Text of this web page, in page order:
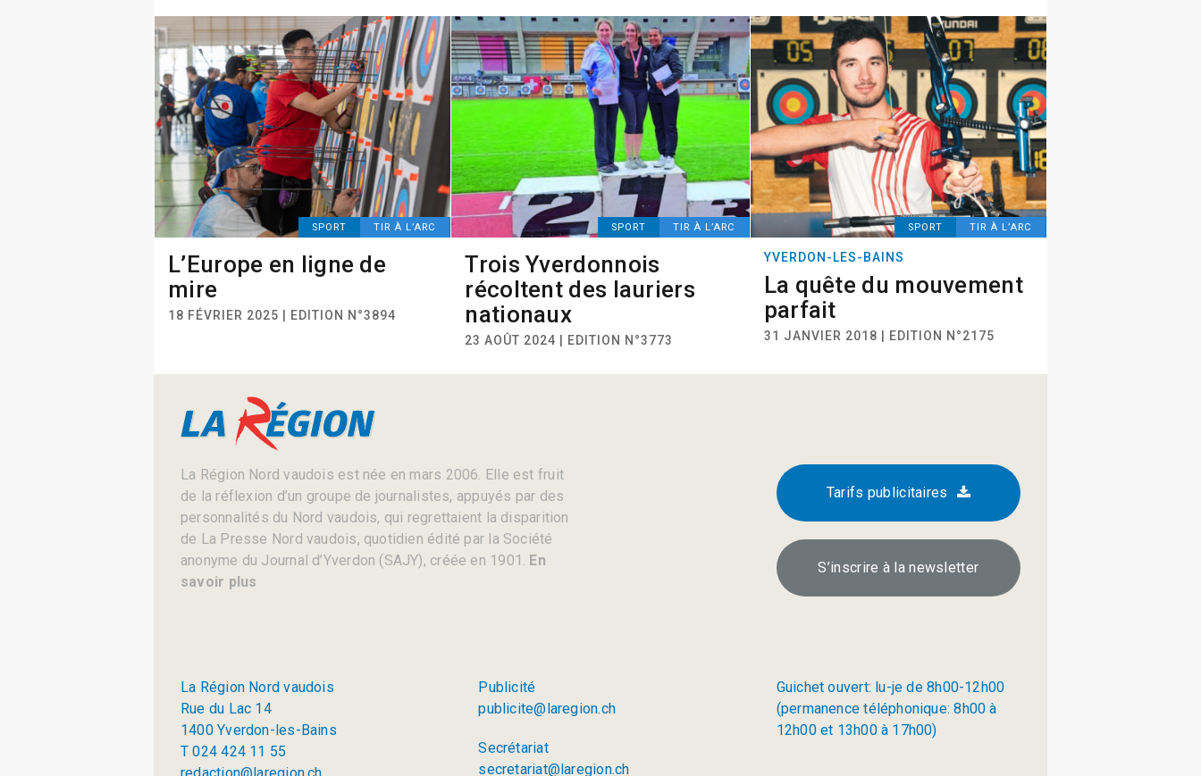
SPORT TIR À L’ARC
L’Europe en ligne de
mire
18 FÉVRIER 2025 | EDITION N°3894
SPORT TIR À L’ARC
Trois Yverdonnois
récoltent des lauriers
nationaux
23 AOÛT 2024 | EDITION N°3773
SPORT TIR À L’ARC
YVERDON-LES-BAINS
La quête du mouvement
parfait
31 JANVIER 2018 | EDITION N°2175
La Région Nord vaudois est née en mars 2006. Elle est fruit
de la réflexion d’un groupe de journalistes, appuyés par des
personnalités du Nord vaudois, qui regrettaient la disparition
de La Presse Nord vaudois, quotidien édité par la Société
anonyme du Journal d’Yverdon (SAJY), créée en 1901. En
savoir plus
Tarifs publicitaires
S’inscrire à la newsletter
La Région Nord vaudois
Rue du Lac 14
1400 Yverdon-les-Bains
T 024 424 11 55
Publicité
publicite@laregion.ch
Secrétariat
secretariat@laregion.ch
Guichet ouvert: lu-je de 8h00-12h00
(permanence téléphonique: 8h00 à
12h00 et 13h00 à 17h00)